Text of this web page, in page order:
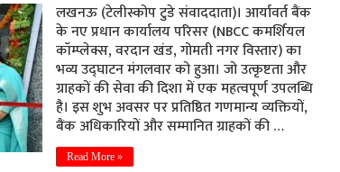
लखनऊ (टेलीस्कोप टुडे संवाददाता)। आर्यावर्त बैंक
के नए प्रधान कार्यालय परिसर (NBCC कमर्शियल
कॉम्प्लेक्स, वरदान खंड, गोमती नगर विस्तार) का
भव्य उद्घाटन मंगलवार को हुआ। जो उत्कृष्टता और
ग्राहकों की सेवा की दिशा में एक महत्वपूर्ण उपलब्धि
है। इस शुभ अवसर पर प्रतिष्ठित गणमान्य व्यक्तियों,
बैंक अधिकारियों और सम्मानित ग्राहकों की …
Read More »